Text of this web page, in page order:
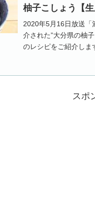
柚子こしょう【
2020年5月16日放送
介された”大分県の柚
のレシピをご紹介し
スポ